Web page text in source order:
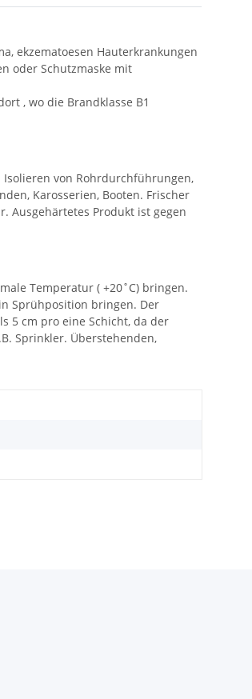
ekzematoesen Hauterkrankungen
oder Schutzmaske mit
, wo die Brandklasse B1
Isolieren von Rohrdurchführungen,
Karosserien, Booten. Frischer
Ausgehärtetes Produkt ist gegen
Temperatur ( +20˚C) bringen.
Sprühposition bringen. Der
5 cm pro eine Schicht, da der
Sprinkler. Überstehenden,